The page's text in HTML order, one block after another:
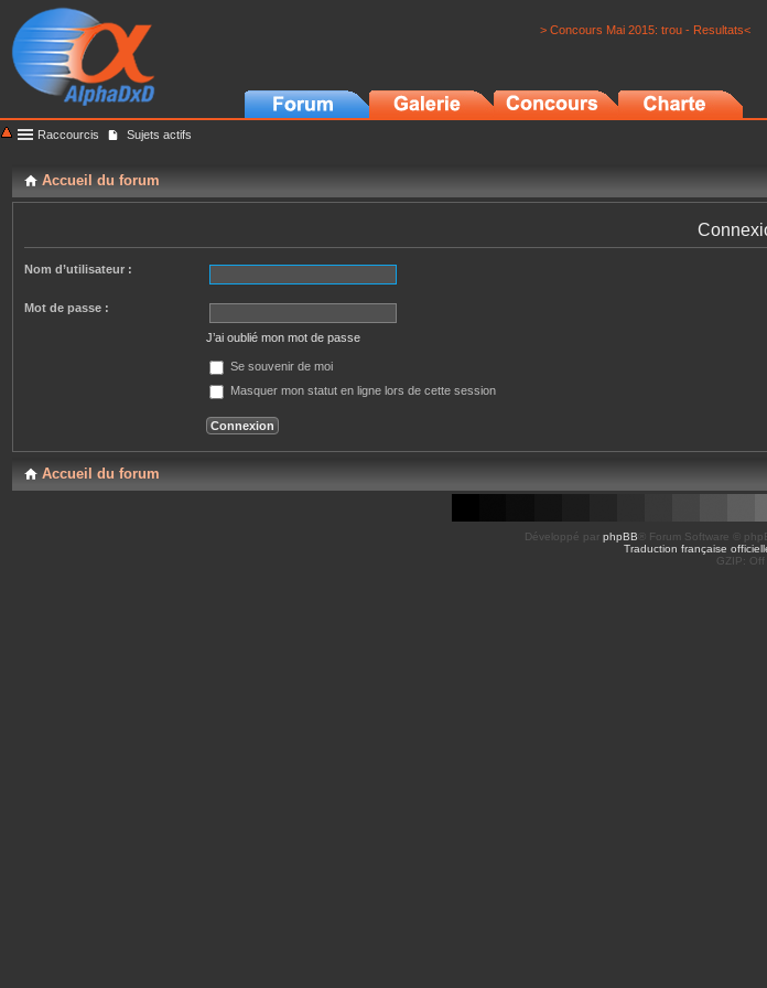
> Concours Mai 2015: trou - Resultats<
Raccourcis Sujets actifs
Accueil du forum
Nom d’utilisateur :
Mot de passe :
J’ai oublié mon mot de passe
Se souvenir de moi
Masquer mon statut en ligne lors de cette session
Accueil du forum
Développé par phpBB ® Forum Software ©
Traduction française
GZIP: Off